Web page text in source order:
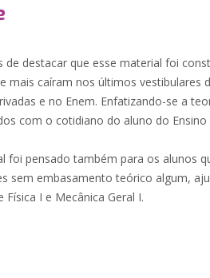
de destacar que esse material foi
mais caíram nos últimos vestibulares
e no Enem. Enfatizando-se a
com o cotidiano do aluno do Ensino
foi pensado também para os alunos
sem embasamento teórico algum,
Física I e Mecânica Geral I.